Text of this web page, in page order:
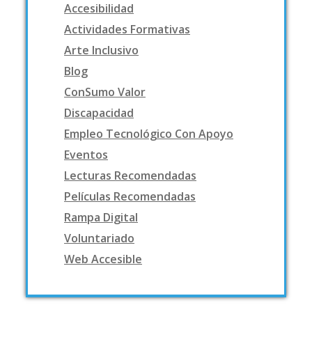
Accesibilidad
Actividades Formativas
Arte Inclusivo
Blog
ConSumo Valor
Discapacidad
Empleo Tecnológico Con Apoyo
Eventos
Lecturas Recomendadas
Películas Recomendadas
Rampa Digital
Voluntariado
Web Accesible